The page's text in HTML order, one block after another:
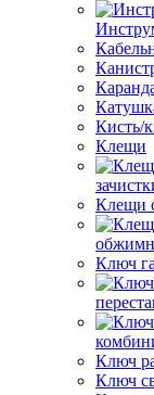
Кисть/
Клещи
Клещи
Ключ
Ключ
Ключ